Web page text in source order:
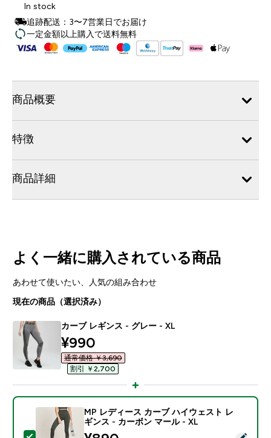
In stock
追跡配送：3〜7営業日でお届け
一定金額以上購入で送料無料
商品概要
特徴
商品詳細
よく一緒に購入されている商品
あわせて使いたい、人気の組み合わせ
現在の商品（選択済み）
カーブ レギンス - グレー - XL
discounted price
¥990‎
通常価格 ￥3,690‎
割引 ￥2,700‎
MP レディース カーブ ハイウェスト レ
ギンス - カーボン マール - XL